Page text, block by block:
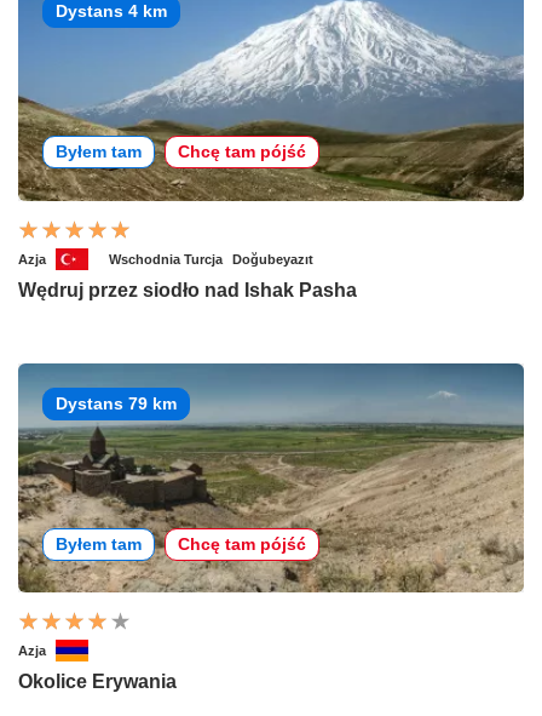
Dystans 4 km
Byłem tam Chcę tam pójść
Azja Wschodnia Turcja Doğubeyazıt
Wędruj przez siodło nad Ishak Pasha
Dystans 79 km
Byłem tam Chcę tam pójść
Azja
Okolice Erywania